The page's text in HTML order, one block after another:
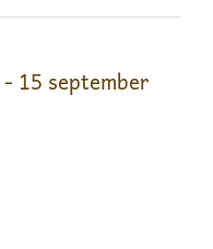
- 15 september